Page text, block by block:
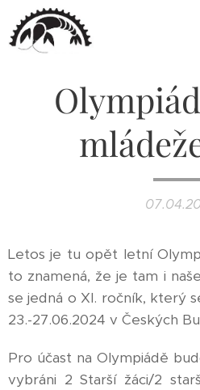
Letos je tu opět letní
to znamená, že je tam i
se jedná o XI. ročník, který
23.-27.06.2024 v Českých
Pro účast na Olympiádě
vybráni 2 Starší žáci/2